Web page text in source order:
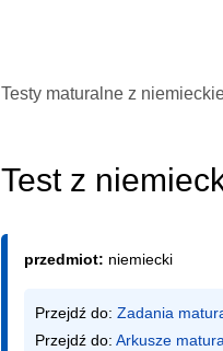
Testy maturalne z
Test z
przedmiot: niemiecki
Przejdź do: Zadania
Przejdź do: Arkusze